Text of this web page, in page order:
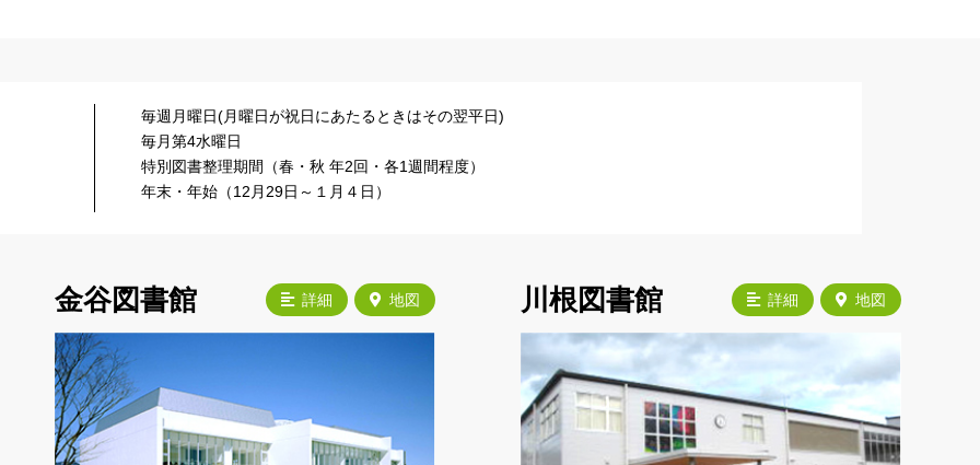
毎週月曜日(月曜日が祝日にあたるときはその翌平日)
毎月第4水曜日
特別図書整理期間（春・秋 年2回・各1週間程度）
年末・年始（12月29日～１月４日）
詳細 地図
金谷図書館 詳細 地図
川根図書館